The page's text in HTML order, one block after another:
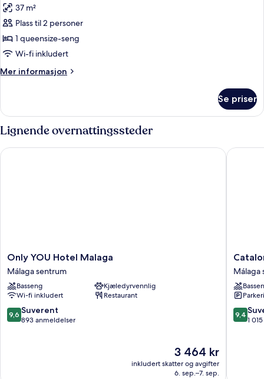
bildene
av
DELUXE
2
ADULTS
37 m²
Plass til 2 personer
1 queensize-seng
Wi-fi inkludert
Mer informasjon
Mer
2
Se priser
Lignende overnattingssteder
Only
YOU
Hotel
Malaga
Málaga
sentrum
Only YOU Hotel Malaga
Málaga sentrum
Basseng
Kjæledyrvennlig
Wi-fi inkludert
Restaurant
9.6
av
9,6 Suverent
893 anmeldelser
Prisen
er
3 464 kr
3 464 kr
inkludert skatter og avgifter
6. sep.–7. sep.
Only YOU Hotel Malaga
Molina
Lario
Málaga
sentrum
Málaga
9.4
av
9,4
1